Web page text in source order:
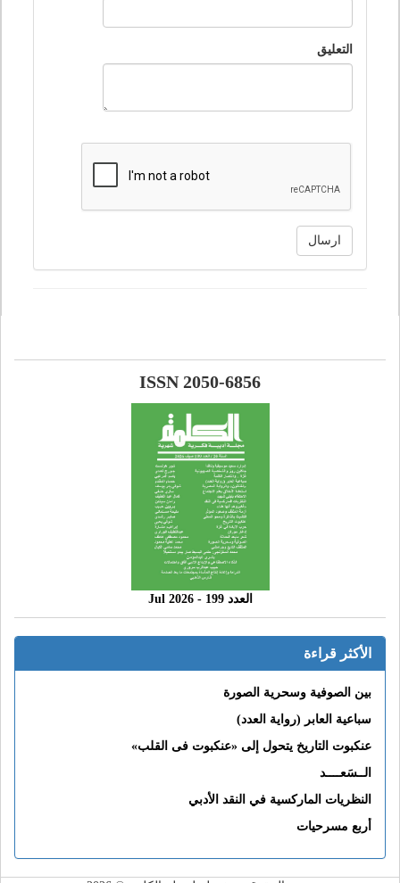
التعليق
ارسال
ISSN 2050-6856
العدد 199 - 2026 Jul
الأكثر قراءة
بين الصوفية وسحرية الصورة
سباعية العابر (رواية العدد)
عنكبوت التاريخ يتحول إلى «عنكبوت فى القلب»
الــسَعــــد
النظريات الماركسية في النقد الأدبي
أربع مسرحيات